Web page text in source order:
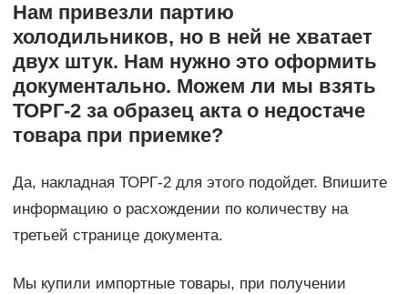
Нам привезли партию
холодильников, но в ней не хватает
двух штук. Нам нужно это оформить
документально. Можем ли мы взять
ТОРГ-2 за образец акта о недостаче
товара при приемке?
Да, накладная ТОРГ-2 для этого подойдет. Впишите
информацию о расхождении по количеству на
третьей странице документа.
Мы купили импортные товары, при получении